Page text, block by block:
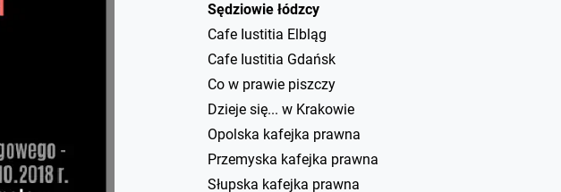
Sędziowie łódzcy
Cafe Iustitia Elbląg
Cafe Iustitia Gdańsk
Co w prawie piszczy
Dzieje się... w Krakowie
Opolska kafejka prawna
Przemyska kafejka prawna
Słupska kafejka prawna